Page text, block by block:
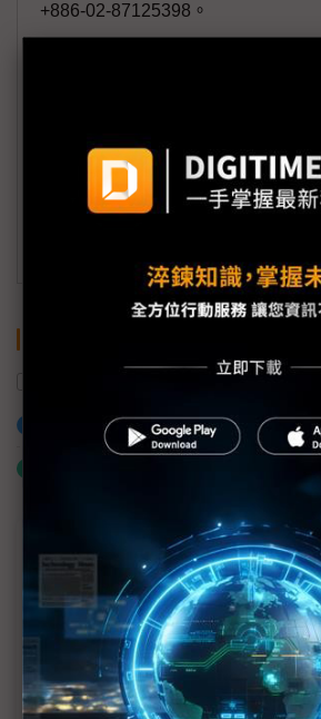
+886-02-87125398。
member@digitimes.com
(一個工作日內將回覆您的來信)
衛星
加入已選取到「關鍵字追蹤」
近７天熱門報導
MLCC訂單過熱、出貨比創高
建熱潮將趨緩
2027全年記憶體產能提前售
宣」只怕買不夠